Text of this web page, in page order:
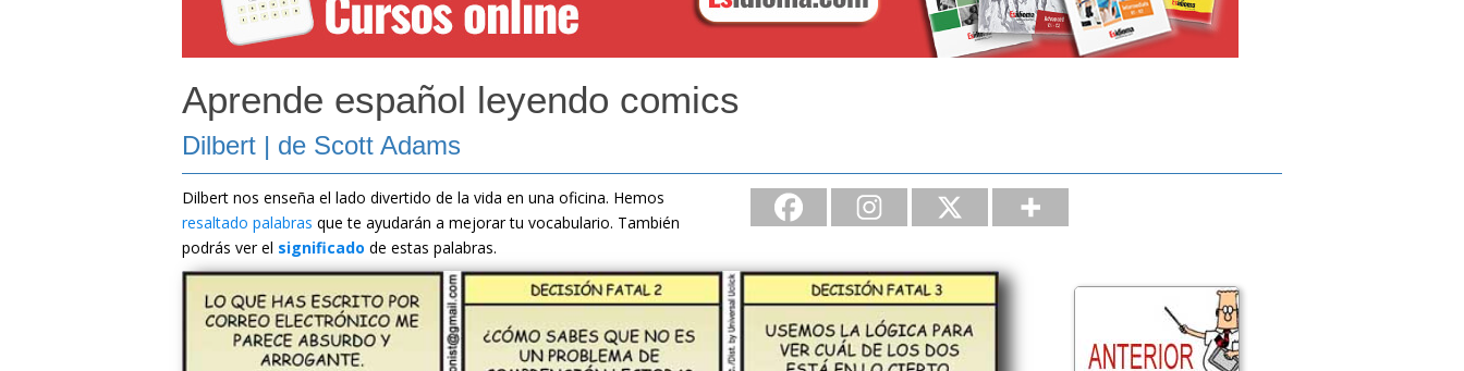
Aprende español leyendo comics
Dilbert | de Scott Adams
Dilbert nos enseña el lado divertido de la vida en una oficina. Hemos
resaltado palabras que te ayudarán a mejorar tu vocabulario. También
podrás ver el significado de estas palabras.